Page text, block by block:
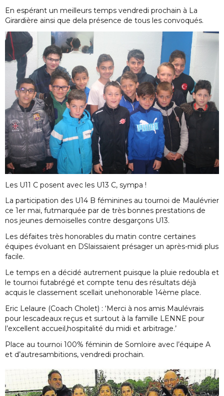
En espérant un meilleurs temps vendredi prochain à La
Girardière ainsi que dela présence de tous les convoqués.
Les U11 C posent avec les U13 C, sympa !
La participation des U14 B féminines au tournoi de Maulévrier
ce 1er mai, futmarquée par de très bonnes prestations de
nos jeunes demoiselles contre desgarçons U13.
Les défaites très honorables du matin contre certaines
équipes évoluant en DSlaissaient présager un après-midi plus
facile.
Le temps en a décidé autrement puisque la pluie redoubla et
le tournoi futabrégé et compte tenu des résultats déjà
acquis le classement scellait unehonorable 14ème place.
Eric Lelaure (Coach Cholet) : ‘Merci à nos amis Maulévrais
pour lescadeaux reçus et surtout à la famille LENNE pour
l’excellent accueil,hospitalité du midi et arbitrage.’
Place au tournoi 100% féminin de Somloire avec l’équipe A
et d’autresambitions, vendredi prochain.